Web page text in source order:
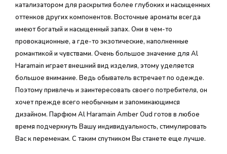
катализатором для раскрытия более глубоких и насыщенных
оттенков других компонентов. Восточные ароматы всегда
имеют богатый и насыщенный запах. Они в чем-то
провокационные, а где-то экзотические, наполненные
романтикой и чувствами. Очень большое значение для Al
Haramain играет внешний вид изделия, этому уделяется
большое внимание. Ведь обыватель встречает по одежде.
Поэтому привлечь и заинтересовать своего потребителя, он
хочет прежде всего необычным и запоминающимся
дизайном. Парфюм Al Haramain Amber Oud готов в любое
время подчеркнуть Вашу индивидуальность, стимулировать
Вас к переменам. С таким спутником Вы станете еще лучше.